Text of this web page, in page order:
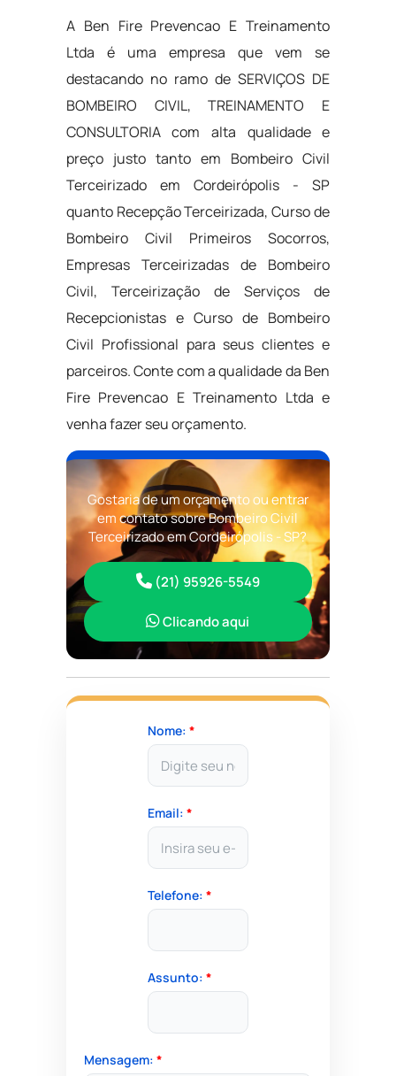
A Ben Fire Prevencao E Treinamento
Ltda é uma empresa que vem se
destacando no ramo de SERVIÇOS DE
BOMBEIRO CIVIL, TREINAMENTO E
CONSULTORIA com alta qualidade e
preço justo tanto em Bombeiro Civil
Terceirizado em Cordeirópolis - SP
quanto Recepção Terceirizada, Curso de
Bombeiro Civil Primeiros Socorros,
Empresas Terceirizadas de Bombeiro
Civil, Terceirização de Serviços de
Recepcionistas e Curso de Bombeiro
Civil Profissional para seus clientes e
parceiros. Conte com a qualidade da Ben
Fire Prevencao E Treinamento Ltda e
venha fazer seu orçamento.
Gostaria de um orçamento ou entrar
em contato sobre Bombeiro Civil
Terceirizado em Cordeirópolis - SP?
(21) 95926-5549
Clicando aqui
Nome: *
Email: *
Telefone: *
Assunto: *
Mensagem: *